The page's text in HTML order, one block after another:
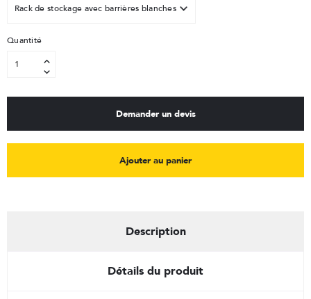
Quantité
Demander un devis
Ajouter au panier
Description
Détails du produit